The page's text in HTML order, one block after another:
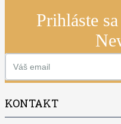
Prihláste
KONTAKT